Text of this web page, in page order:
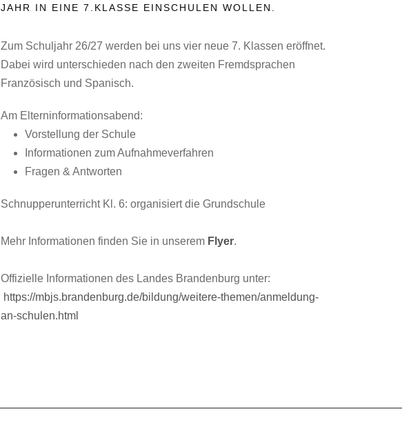
AHR IN EINE 7.KLASSE EINSCHULEN WOLLEN.
Zum Schuljahr 26/27 werden bei uns vier neue 7. Klassen eröffnet.
Dabei wird unterschieden nach den zweiten Fremdsprachen
Französisch und Spanisch.
Am Elterninformationsabend:
Vorstellung der Schule
Informationen zum Aufnahmeverfahren
Fragen & Antworten
Schnupperunterricht Kl. 6: organisiert die Grundschule
Mehr Informationen finden Sie in unserem Flyer.
Offizielle Informationen des Landes Brandenburg unter:
https://mbjs.brandenburg.de/bildung/weitere-themen/anmeldung-
an-schulen.html